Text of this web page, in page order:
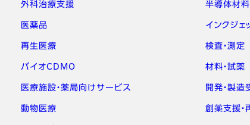
外科治療支援
医薬品
再生医療
バイオCDMO
医療施設・薬局向けサービス
動物医療
半導体材料
インクジェ
検査・測定
材料・試薬
開発・製造
創薬支援・